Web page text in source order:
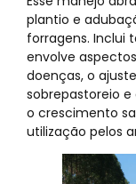
plantio e
forragens. Inclui
envolve
doenças, o
sobrepastoreio
o crescimento
utilização pelos